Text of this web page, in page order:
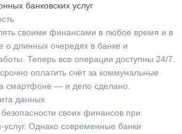
банковских услуг
своими финансами в любое время и в
о длинных очередях в банке и
Теперь все операции доступны 24/7.
оплатить счёт за коммунальные
смартфоне — и дело сделано.
данных
своих финансов при
услуг. Однако современные банки